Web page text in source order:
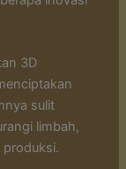
3D
sulit
limbah,